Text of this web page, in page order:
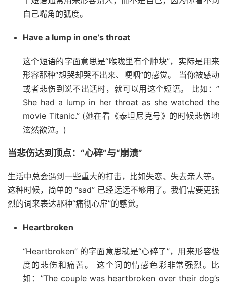
自己嘴角的弧度。
Have a lump in one’s throat
这个短语的字面意思是“喉咙里有个肿块”，实际是用来
形容那种“想哭却哭不出来、哽咽”的感觉。 当你被感动
或者悲伤到说不出话时，就可以用这个短语。 比如：”
She had a lump in her throat as she watched the
movie Titanic.” (她在看《泰坦尼克号》的时候悲伤地
泫然欲泣。)
当悲伤达到顶点：“心碎”与“崩溃”
生活中总会遇到一些重大的打击，比如失恋、失去亲人等。
这种时候，简单的 “sad” 已经远远不够用了。我们需要更强
烈的词来表达那种“痛彻心扉”的感觉。
Heartbroken
“Heartbroken” 的字面意思就是“心碎了”，用来形容极
度的悲伤和痛苦。 这个词的情感色彩非常强烈。比
如：”The couple was heartbroken over their dog’s